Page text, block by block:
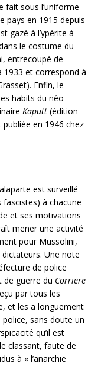
fait sous l’uniforme
pays en 1915 depuis
gazé à l’ypérite à
le costume du
entrecoupé de
1933 et correspond à
Enfin, le
habits du néo-
Kaputt (édition
en 1946 chez
est surveillé
fascistes) à chacune
et ses motivations
mener une activité
pour Mussolini,
Une note
de police
de guerre du Corriere
par tous les
et les a longuement
sans doute un
qu’il est
classant, faute de
à « l’anarchie